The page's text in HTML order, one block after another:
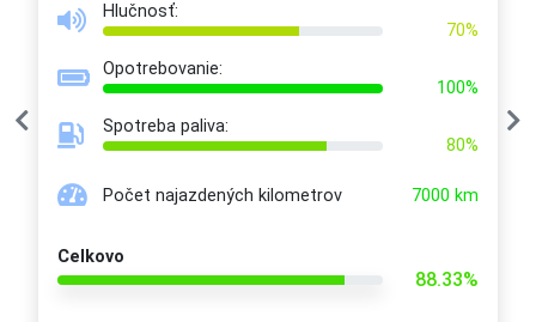
Hlučnosť:
70%
Opotrebovanie:
100%
Spotreba paliva:
80%
Počet najazdených kilometrov 7000 km
Celkovo
88.33%